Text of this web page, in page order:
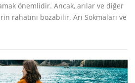
önemlidir. Ancak, arılar ve diğer
rahatını bozabilir. Arı Sokmaları ve